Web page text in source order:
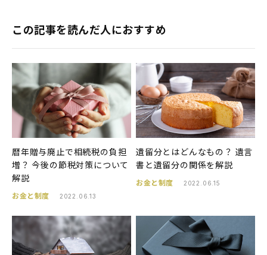
この記事を読んだ人におすすめ
暦年贈与廃止で相続税の負担
増？ 今後の節税対策について
解説
お金と制度 2022.06.13
遺留分とはどんなもの？ 遺言
書と遺留分の関係を解説
お金と制度 2022.06.15